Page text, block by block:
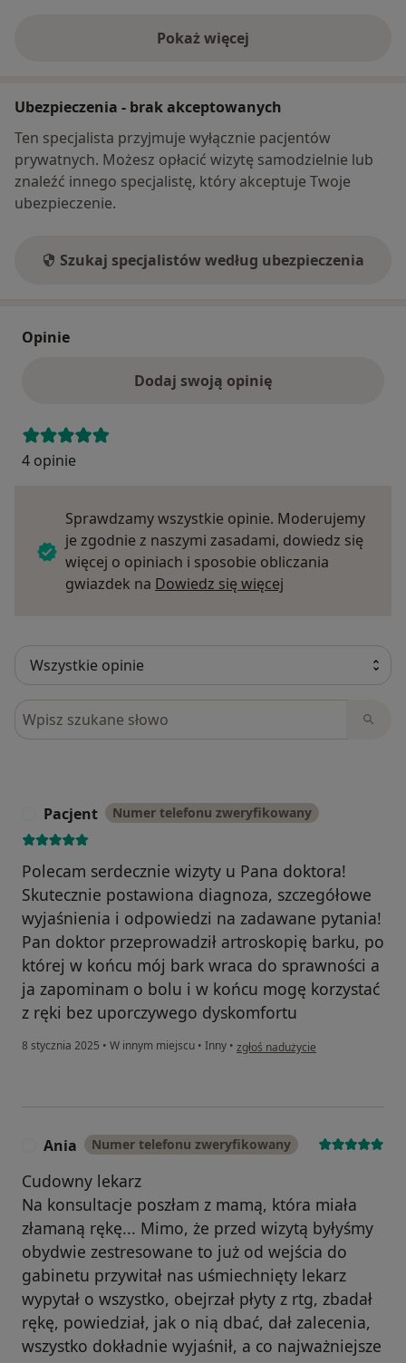
Pokaż więcej
o adresie
Ubezpieczenia - brak akceptowanych
Ten specjalista przyjmuje wyłącznie pacjentów
prywatnych. Możesz opłacić wizytę samodzielnie lub
znaleźć innego specjalistę, który akceptuje Twoje
ubezpieczenie.
Szukaj specjalistów według ubezpieczenia
Opinie
Dodaj swoją opinię
4 opinie
Sprawdzamy wszystkie opinie. Moderujemy
je zgodnie z naszymi zasadami, dowiedz się
więcej o opiniach i sposobie obliczania
gwiazdek na Dowiedz się więcej
Szukaj w opiniach
Pacjent Numer telefonu zweryfikowany
Polecam serdecznie wizyty u Pana doktora!
Skutecznie postawiona diagnoza, szczegółowe
wyjaśnienia i odpowiedzi na zadawane pytania!
Pan doktor przeprowadził artroskopię barku, po
której w końcu mój bark wraca do sprawności a
ja zapominam o bolu i w końcu mogę korzystać
z ręki bez uporczywego dyskomfortu
8 stycznia 2025 • W innym miejscu • Inny • w opinii użytkownika Pacjent
zgłoś nadużycie
Ania Numer telefonu zweryfikowany
Cudowny lekarz
Na konsultacje poszłam z mamą, która miała
złamaną rękę... Mimo, że przed wizytą byłyśmy
obydwie zestresowane to już od wejścia do
gabinetu przywitał nas uśmiechnięty lekarz
wypytał o wszystko, obejrzał płyty z rtg, zbadał
rękę, powiedział, jak o nią dbać, dał zalecenia,
wszystko dokładnie wyjaśnił, a co najważniejsze